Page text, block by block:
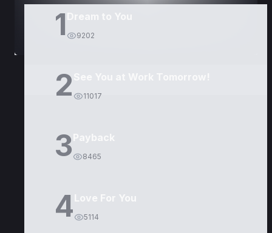
1 9202
2 11017
3Payback
8465
4Love For You
5114